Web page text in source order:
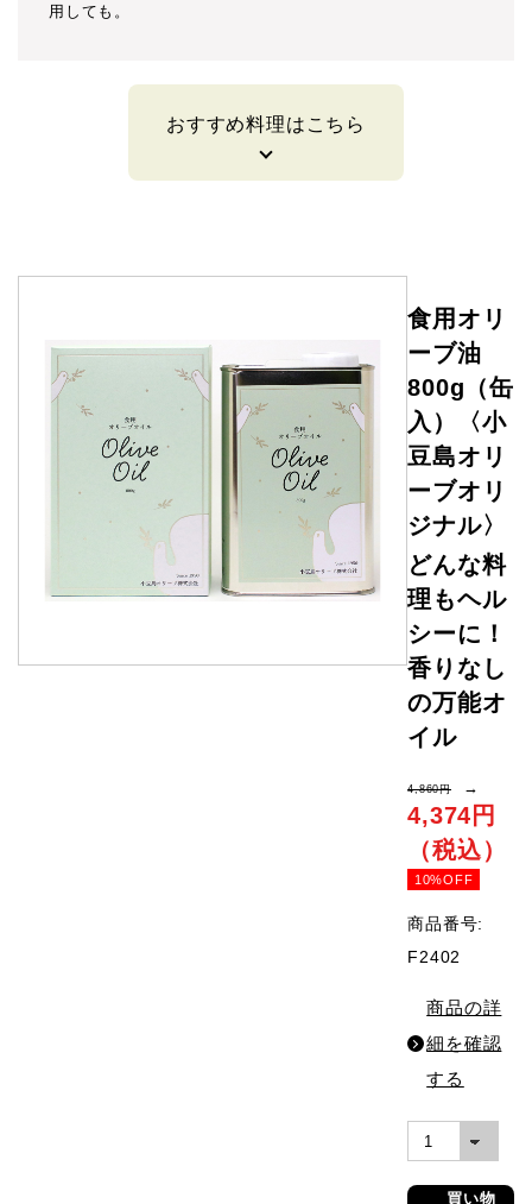
用しても。
おすすめ料理はこちら
食用オリ
ーブ油
800g（缶
入）〈小
豆島オリ
ーブオリ
ジナル〉
どんな料
理もヘル
シーに！
香りなし
の万能オ
イル
4,860円 →
4,374円
（税込）
10%OFF
商品番号:
F2402
商品の詳
細を確認
する
買い物